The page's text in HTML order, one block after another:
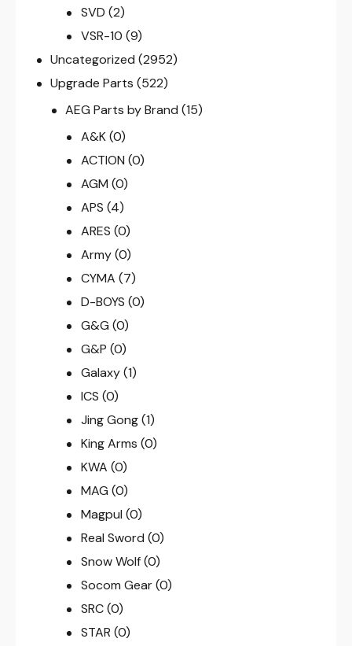
SVD (2)
VSR-10 (9)
Uncategorized (2952)
Upgrade Parts (522)
AEG Parts by Brand (15)
A&K (0)
ACTION (0)
AGM (0)
APS (4)
ARES (0)
Army (0)
CYMA (7)
D-BOYS (0)
G&G (0)
G&P (0)
Galaxy (1)
ICS (0)
Jing Gong (1)
King Arms (0)
KWA (0)
MAG (0)
Magpul (0)
Real Sword (0)
Snow Wolf (0)
Socom Gear (0)
SRC (0)
STAR (0)